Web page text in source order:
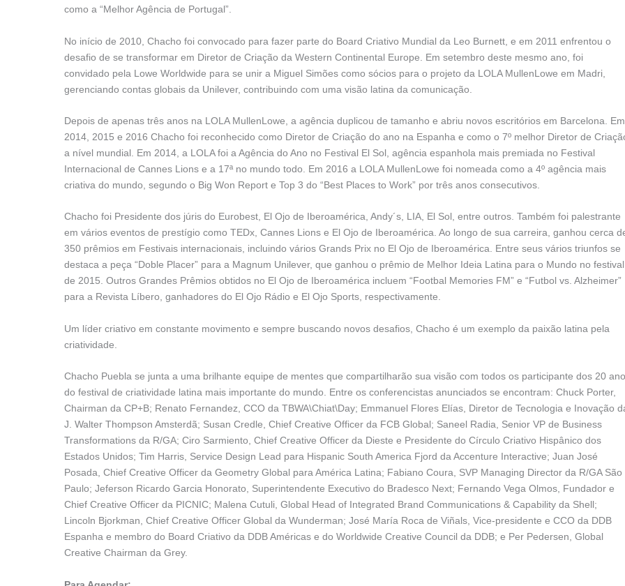
como a “Melhor Agência de Portugal”.
No início de 2010, Chacho foi convocado para fazer parte do Board Criativo Mundial da Leo Burnett, e em 2011 enfrentou o
desafio de se transformar em Diretor de Criação da Western Continental Europe. Em setembro deste mesmo ano, foi
convidado pela Lowe Worldwide para se unir a Miguel Simões como sócios para o projeto da LOLA MullenLowe em Madri,
gerenciando contas globais da Unilever, contribuindo com uma visão latina da comunicação.
Depois de apenas três anos na LOLA MullenLowe, a agência duplicou de tamanho e abriu novos escritórios em Barcelona. Em
2014, 2015 e 2016 Chacho foi reconhecido como Diretor de Criação do ano na Espanha e como o 7º melhor Diretor de
a nível mundial. Em 2014, a LOLA foi a Agência do Ano no Festival El Sol, agência espanhola mais premiada no Festival
Internacional de Cannes Lions e a 17ª no mundo todo. Em 2016 a LOLA MullenLowe foi nomeada como a 4º agência mais
criativa do mundo, segundo o Big Won Report e Top 3 do “Best Places to Work” por três anos consecutivos.
Chacho foi Presidente dos júris do Eurobest, El Ojo de Iberoamérica, Andy´s, LIA, El Sol, entre outros. Também foi palestrante
em vários eventos de prestígio como TEDx, Cannes Lions e El Ojo de Iberoamérica. Ao longo de sua carreira, ganhou cerca
350 prêmios em Festivais internacionais, incluindo vários Grands Prix no El Ojo de Iberoamérica. Entre seus vários triunfos se
destaca a peça “Doble Placer” para a Magnum Unilever, que ganhou o prêmio de Melhor Ideia Latina para o Mundo no festival
de 2015. Outros Grandes Prêmios obtidos no El Ojo de Iberoamérica incluem “Footbal Memories FM” e “Futbol vs. Alzheimer”
para a Revista Líbero, ganhadores do El Ojo Rádio e El Ojo Sports, respectivamente.
Um líder criativo em constante movimento e sempre buscando novos desafios, Chacho é um exemplo da paixão latina pela
criatividade.
Chacho Puebla se junta a uma brilhante equipe de mentes que compartilharão sua visão com todos os participante dos 20
do festival de criatividade latina mais importante do mundo. Entre os conferencistas anunciados se encontram: Chuck Porter,
Chairman da CP+B; Renato Fernandez, CCO da TBWA\Chiat\Day; Emmanuel Flores Elías, Diretor de Tecnologia e Inovação
J. Walter Thompson Amsterdã; Susan Credle, Chief Creative Officer da FCB Global; Saneel Radia, Senior VP de Business
Transformations da R/GA; Ciro Sarmiento, Chief Creative Officer da Dieste e Presidente do Círculo Criativo Hispânico dos
Estados Unidos; Tim Harris, Service Design Lead para Hispanic South America Fjord da Accenture Interactive; Juan José
Posada, Chief Creative Officer da Geometry Global para América Latina; Fabiano Coura, SVP Managing Director da R/GA São
Paulo; Jeferson Ricardo Garcia Honorato, Superintendente Executivo do Bradesco Next; Fernando Vega Olmos, Fundador e
Chief Creative Officer da PICNIC; Malena Cutuli, Global Head of Integrated Brand Communications & Capability da Shell;
Lincoln Bjorkman, Chief Creative Officer Global da Wunderman; José María Roca de Viñals, Vice-presidente e CCO da DDB
Espanha e membro do Board Criativo da DDB Américas e do Worldwide Creative Council da DDB; e Per Pedersen, Global
Creative Chairman da Grey.